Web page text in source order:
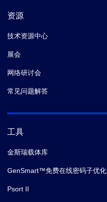
资源
技术资源中心
展会
网络研讨会
常见问题解答
工具
金斯瑞载体库
GenSmart™免费在线密码子优化
Psort II